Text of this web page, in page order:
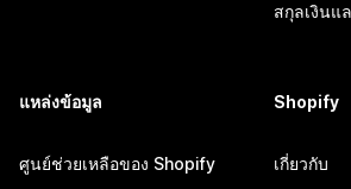
สกุลเงินแ
แหล่งข้อมูล
ศูนย์ช่วยเหลือของ Shopify
Shopify
เกี่ยวกับ